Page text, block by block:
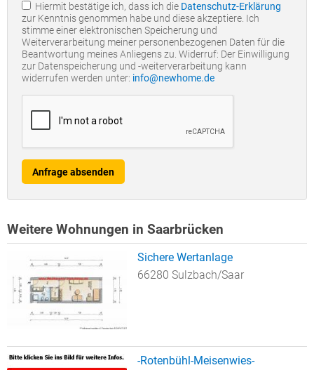
Hiermit bestätige ich, dass ich die Datenschutz-Erklärung
zur Kenntnis genommen habe und diese akzeptiere. Ich
stimme einer elektronischen Speicherung und
Weiterverarbeitung meiner personenbezogenen Daten für die
Beantwortung meines Anliegens zu. Widerruf: Der Einwilligung
zur Datenspeicherung und -weiterverarbeitung kann
widerrufen werden unter: info@newhome.de
Anfrage absenden
Weitere Wohnungen in Saarbrücken
Sichere Wertanlage
66280 Sulzbach/Saar
-Rotenbühl-Meisenwies-